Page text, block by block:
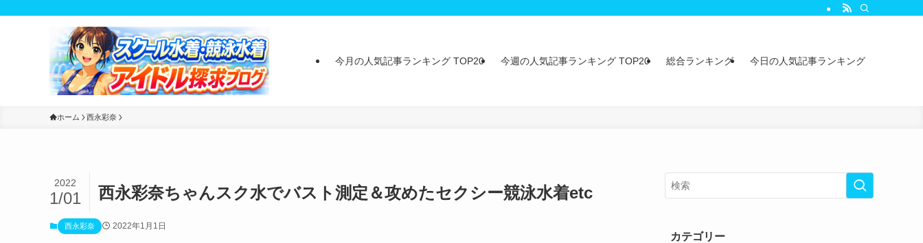
今月の人気記事ランキング TOP20 今週の人気記事ランキング TOP20 総合ランキング 今日の人気記事ランキング
ホーム 西永彩奈
西永彩奈ちゃんスク水でバスト測定＆攻めたセクシー競泳水着etc
2022
1/01
西永彩奈 2022年1月1日
カテゴリー